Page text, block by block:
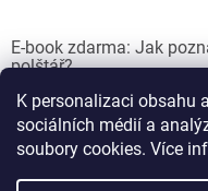
K personalizaci obsahu
sociálních médií a
soubory cookies. Více
E-book zdarma: Jak
polštář?
17.6.2026